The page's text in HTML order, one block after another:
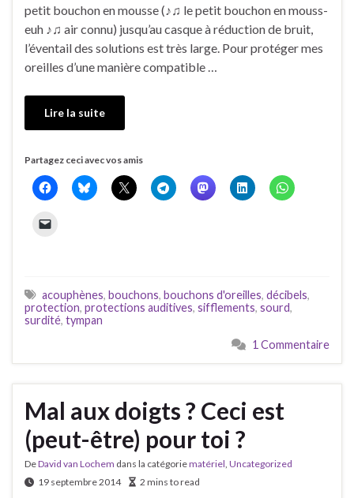
petit bouchon en mousse (♪♫ le petit bouchon en mouss-
euh ♪♫ air connu) jusqu’au casque à réduction de bruit,
l’éventail des solutions est très large. Pour protéger mes
oreilles d’une manière compatible …
Lire la suite
Partagez ceci avec vos amis
acouphènes, bouchons, bouchons d'oreilles, décibels,
protection, protections auditives, sifflements, sourd,
surdité, tympan
1 Commentaire
Mal aux doigts ? Ceci est
(peut-être) pour toi ?
DeDavid van Lochem dans la catégoriematériel Uncategorized
19 septembre 2014
2 mins to read